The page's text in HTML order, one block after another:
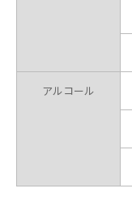
アルコール